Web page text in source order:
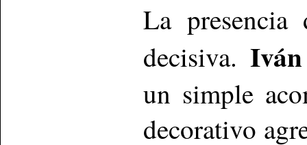
La
decisiva.
un simple
decorativo